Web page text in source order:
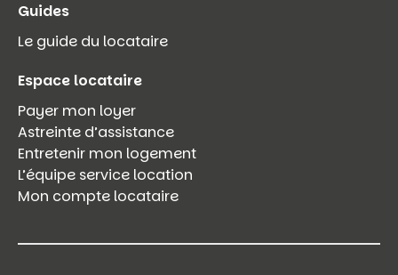
Guides
Le guide du locataire
Espace locataire
Payer mon loyer
Astreinte d’assistance
Entretenir mon logement
L’équipe service location
Mon compte locataire